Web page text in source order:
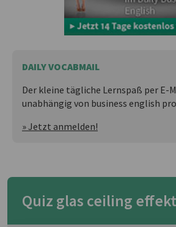
DAILY VOCABMAIL
Der kleine tägliche Lernspaß per E-
unabhängig von business english
» Jetzt anmelden!
Quiz glas ceiling effekt